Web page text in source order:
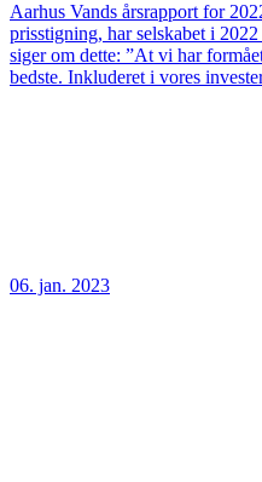
Aarhus Vands årsrapport for
prisstigning, har selskabet i
siger om dette: ”At vi har
bedste. Inkluderet i vores
06. jan. 2023